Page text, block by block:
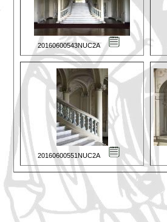
20160600543NUC2A
20160600551NUC2A